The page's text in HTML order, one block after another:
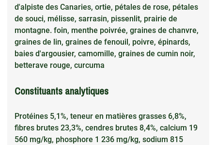
d'alpiste des Canaries, ortie, pétales de rose, pétales
de souci, mélisse, sarrasin, pissenlit, prairie de
montagne. foin, menthe poivrée, graines de chanvre,
graines de lin, graines de fenouil, poivre, épinards,
baies d'argousier, camomille, graines de cumin noir,
betterave rouge, curcuma
Constituants analytiques
Protéines 5,1%, teneur en matières grasses 6,8%,
fibres brutes 23,3%, cendres brutes 8,4%, calcium 19
560 mg/kg, phosphore 1 236 mg/kg, sodium 815